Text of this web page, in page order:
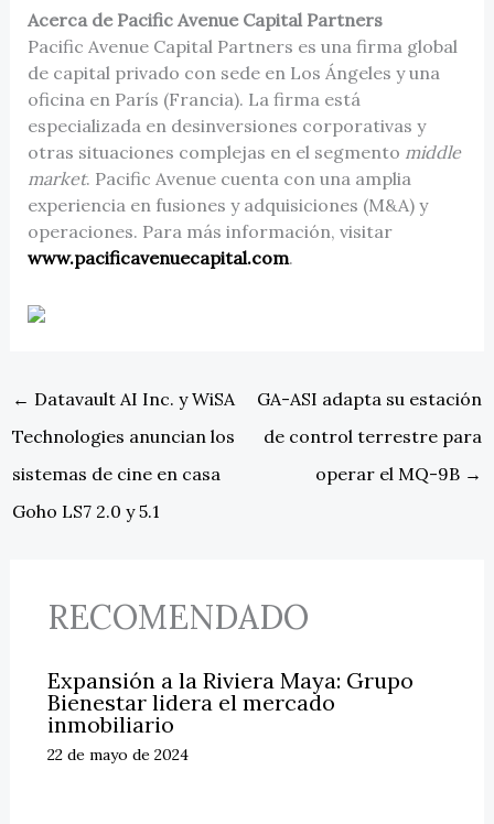
Acerca de Pacific Avenue Capital Partners
Pacific Avenue Capital Partners es una firma global
de capital privado con sede en Los Ángeles y una
oficina en París (Francia). La firma está
especializada en desinversiones corporativas y
otras situaciones complejas en el segmento middle
market. Pacific Avenue cuenta con una amplia
experiencia en fusiones y adquisiciones (M&A) y
operaciones. Para más información, visitar
www.pacificavenuecapital.com.
← Datavault AI Inc. y WiSA
Technologies anuncian los
sistemas de cine en casa
Goho LS7 2.0 y 5.1
GA-ASI adapta su estación
de control terrestre para
operar el MQ-9B →
RECOMENDADO
Expansión a la Riviera Maya: Grupo
Bienestar lidera el mercado
inmobiliario
22 de mayo de 2024